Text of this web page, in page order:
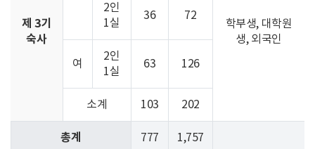
제 3기
숙사
학부생, 대학원
생, 외국인
2인
1실
36 72
여
2인
1실
63 126
소계 103 202
총계 777 1,757